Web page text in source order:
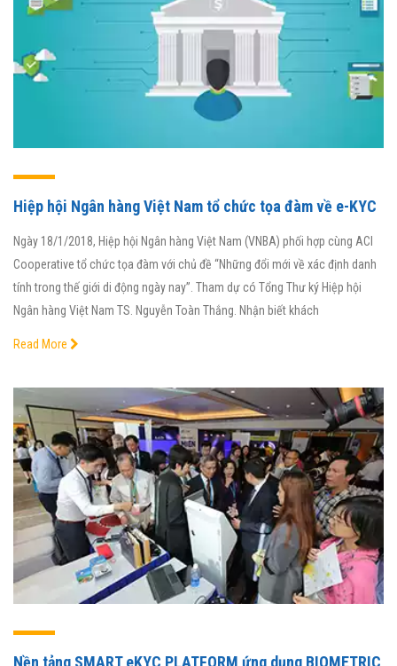
Hiệp hội Ngân hàng Việt Nam tổ chức tọa đàm về e-KYC
Ngày 18/1/2018, Hiệp hội Ngân hàng Việt Nam (VNBA) phối hợp cùng ACI
Cooperative tổ chức tọa đàm với chủ đề “Những đổi mới về xác định danh
tính trong thế giới di động ngày nay”. Tham dự có Tổng Thư ký Hiệp hội
Ngân hàng Việt Nam TS. Nguyễn Toàn Thắng. Nhận biết khách
Read More
Nền tảng SMART eKYC PLATFORM ứng dụng BIOMETRIC